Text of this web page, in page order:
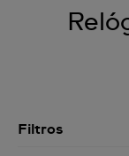
Filtros